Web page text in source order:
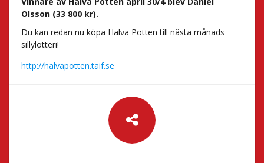
Olsson (33 800 kr).
Du kan redan nu köpa Halva Potten till nästa månads
sillylotteri!
http://halvapotten.taif.se